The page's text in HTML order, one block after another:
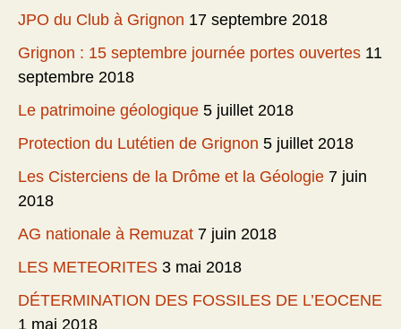
JPO du Club à Grignon 17 septembre 2018
Grignon : 15 septembre journée portes ouvertes 11
septembre 2018
Le patrimoine géologique 5 juillet 2018
Protection du Lutétien de Grignon 5 juillet 2018
Les Cisterciens de la Drôme et la Géologie 7 juin
2018
AG nationale à Remuzat 7 juin 2018
LES METEORITES 3 mai 2018
DÉTERMINATION DES FOSSILES DE L’EOCENE
1 mai 2018